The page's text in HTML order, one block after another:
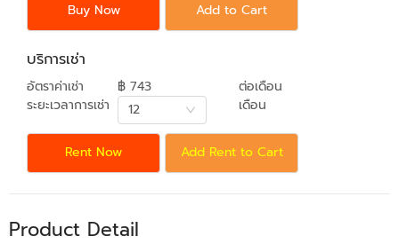
Buy Now Add to Cart
บริการเช่า
อัตราค่าเช่า ฿ 743
ต่อเดือน
ระยะเวลาการเช่า
12 เดือน
Rent Now Add Rent to Cart
Product Detail